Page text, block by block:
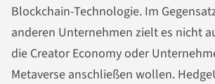
Blockchain-Technologie. Im
anderen Unternehmen zielt es nicht
die Creator Economy oder
Metaverse anschließen wollen.